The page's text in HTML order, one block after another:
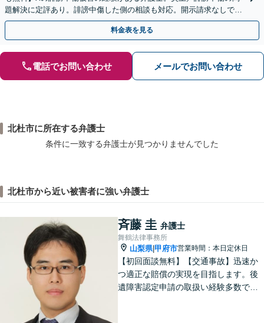
題解決に定評あり。誹謗中傷した側の相談も対応。開示請求なしで本
人の特定ができる場合もあり。
料金表を見る
電話でお問い合わせ メールでお問い合わせ
北杜市に所在する弁護士
条件に一致する弁護士が見つかりませんでした
北杜市から近い被害者に強い弁護士
斉藤 圭 弁護士
舞鶴法律事務所
山梨県|甲府市営業時間：本日定休日
【初回面談無料】【交通事故】迅速か
つ適正な賠償の実現を目指します。後
遺障害認定申請の取扱い経験多数で